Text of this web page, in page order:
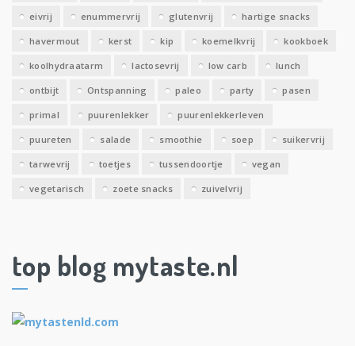
eivrij enummervrij glutenvrij hartige snacks
havermout kerst kip koemelkvrij kookboek
koolhydraatarm lactosevrij low carb lunch
ontbijt Ontspanning paleo party pasen
primal puurenlekker puurenlekkerleven
puureten salade smoothie soep suikervrij
tarwevrij toetjes tussendoortje vegan
vegetarisch zoete snacks zuivelvrij
top blog mytaste.nl